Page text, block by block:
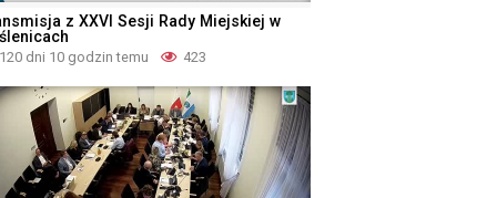
z XXVI Sesji Rady Miejskiej w
120 dni 10 godzin temu 423